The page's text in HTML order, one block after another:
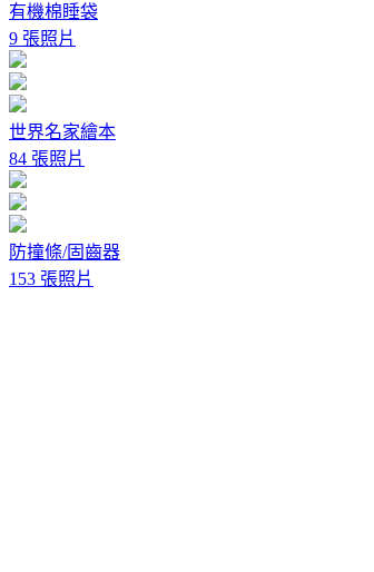
有機棉睡袋
9 張照片
世界名家繪本
84 張照片
防撞條/固齒器
153 張照片